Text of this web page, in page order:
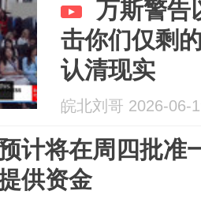
万斯警告
击你们仅剩
认清现实
皖北刘哥 2026-06-
计将在周四批准
供资金